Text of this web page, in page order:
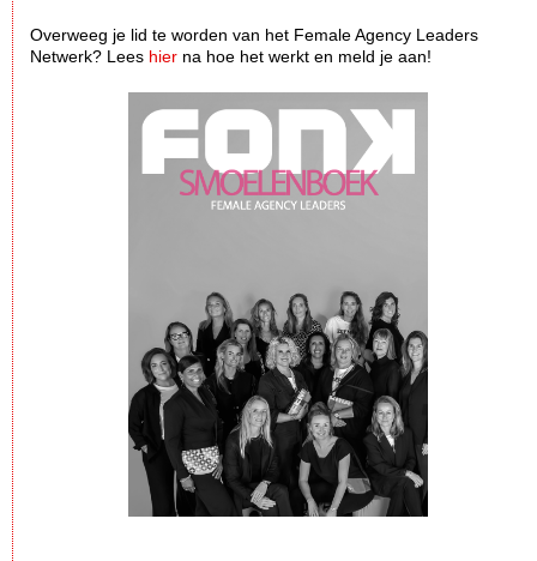
Overweeg je lid te worden van het Female Agency Leaders
Netwerk? Lees hier na hoe het werkt en meld je aan!